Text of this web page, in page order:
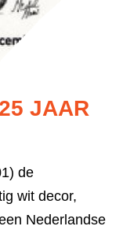
JAAR
de
wit decor,
Nederlandse